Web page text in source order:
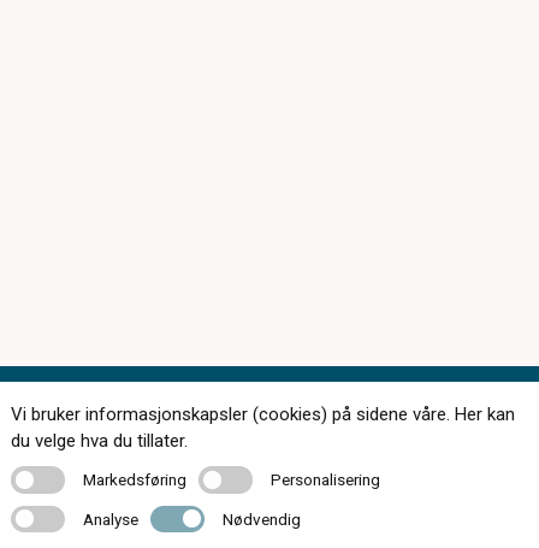
174 butikker over hele landet
Vi bruker informasjonskapsler (cookies) på sidene våre. Her kan
du velge hva du tillater.
MarkedsføringMarkedsføring PersonaliseringPersonalisering
Analyse Analyse Nødvendig Nødvendig